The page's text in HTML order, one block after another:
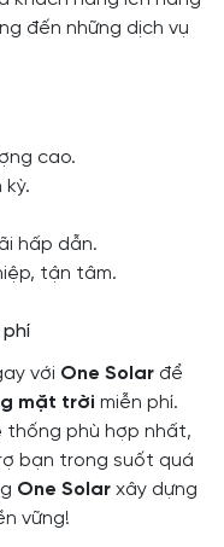
đến những dịch vụ
cao.
kỳ.
hấp dẫn.
tận tâm.
với One Solar để
mặt trời miễn phí.
thống phù hợp nhất,
bạn trong suốt quá
One Solar xây dựng
vững!